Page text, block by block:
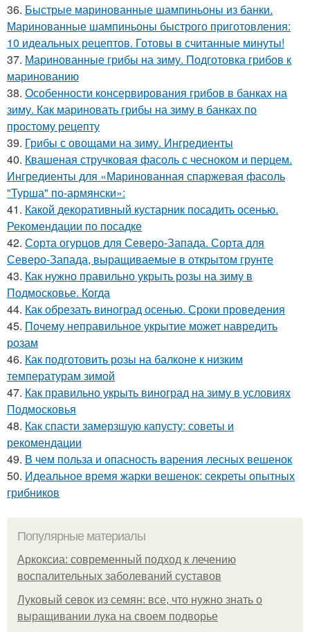
36. Быстрые маринованные шампиньоны из банки.
Маринованные шампиньоны быстрого приготовления:
10 идеальных рецептов. Готовы в считанные минуты!
37. Маринованные грибы на зиму. Подготовка грибов к
маринованию
38. Особенности консервирования грибов в банках на
зиму. Как мариновать грибы на зиму в банках по
простому рецепту
39. Грибы с овощами на зиму. Ингредиенты
40. Квашеная стручковая фасоль с чесноком и перцем.
Ингредиенты для «Маринованная спаржевая фасоль
"Турша" по-армянски»:
41. Какой декоративный кустарник посадить осенью.
Рекомендации по посадке
42. Сорта огурцов для Северо-Запада. Сорта для
Северо-Запада, выращиваемые в открытом грунте
43. Как нужно правильно укрыть розы на зиму в
Подмосковье. Когда
44. Как обрезать виноград осенью. Сроки проведения
45. Почему неправильное укрытие может навредить
розам
46. Как подготовить розы на балконе к низким
температурам зимой
47. Как правильно укрыть виноград на зиму в условиях
Подмосковья
48. Как спасти замерзшую капусту: советы и
рекомендации
49. В чем польза и опасность варения лесных вешенок
50. Идеальное время жарки вешенок: секреты опытных
грибников
Популярные материалы
Аркоксиа: современный подход к лечению
воспалительных заболеваний суставов
Луковый севок из семян: все, что нужно знать о
выращивании лука на своем подворье